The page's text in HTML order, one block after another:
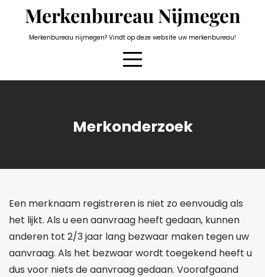
content
Merkenbureau Nijmegen
Merkenbureau nijmegen? Vindt op deze website uw merkenbureau!
Merkonderzoek
Een merknaam registreren is niet zo eenvoudig als
het lijkt. Als u een aanvraag heeft gedaan, kunnen
anderen tot 2/3 jaar lang bezwaar maken tegen uw
aanvraag. Als het bezwaar wordt toegekend heeft u
dus voor niets de aanvraag gedaan. Voorafgaand